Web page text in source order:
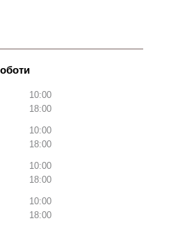
10:00
18:00
10:00
18:00
10:00
18:00
10:00
18:00